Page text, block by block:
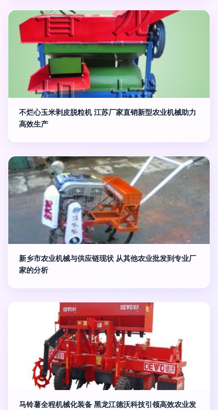
不烂心玉米剥皮脱粒机 江苏厂家直销新型农业机械助力
高效生产
新乡市农业机械与供应链现状 从其他农业批发到专业厂
家的分析
马铃薯全程机械化装备 黑龙江德沃科技引领高效农业发